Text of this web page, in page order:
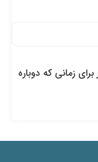
زمانی که دوباره